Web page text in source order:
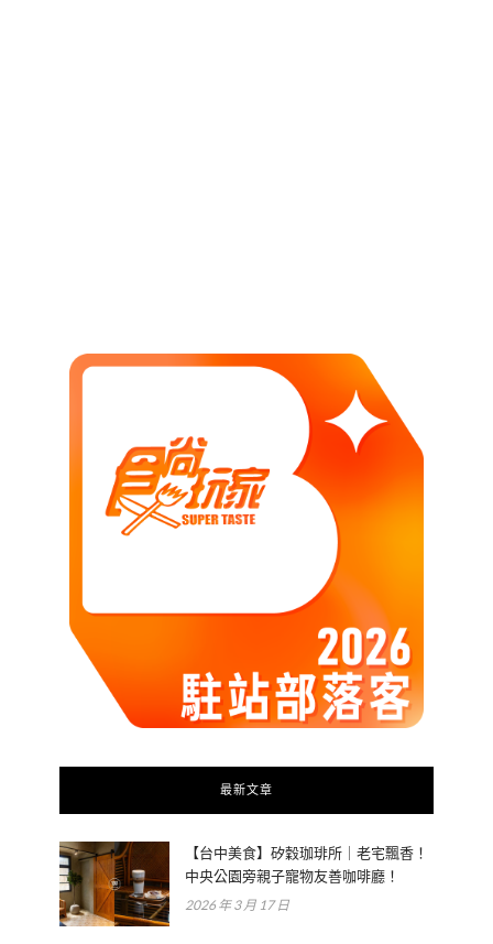
最新文章
【台中美食】矽穀珈琲所｜老宅飄香！
中央公園旁親子寵物友善咖啡廳！
2026 年 3 月 17 日